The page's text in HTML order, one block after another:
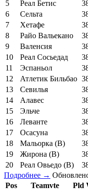
5
Реал Бетис
6
Сельта
7
Хетафе
8
Райо Вальекано
9
Валенсия
10
Реал Сосьедад
11
Эспаньол
12
Атлетик Бильбао
13
Севилья
14
Алавес
15
Эльче
16
Леванте
17
Осасуна
18
Мальорка (В)
19
Жирона (В)
20
Реал Овьедо (В)
Подробнее →
Pos
Teamvte Pld